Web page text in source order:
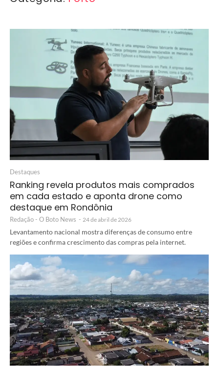
Destaques
Ranking revela produtos mais comprados
em cada estado e aponta drone como
destaque em Rondônia
Redação - O Boto News - 24 de abril de 2026
Levantamento nacional mostra diferenças de consumo entre
regiões e confirma crescimento das compras pela internet.